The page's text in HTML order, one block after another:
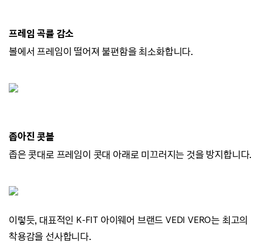
프레임 곡률 감소
볼에서 프레임이 떨어져 불편함을 최소화합니다.
좁아진 콧볼
좁은 콧대로 프레임이 콧대 아래로 미끄러지는 것을 방지합니다.
이렇듯, 대표적인 K-FIT 아이웨어 브랜드VEDI VERO는 최고의
착용감을 선사합니다.